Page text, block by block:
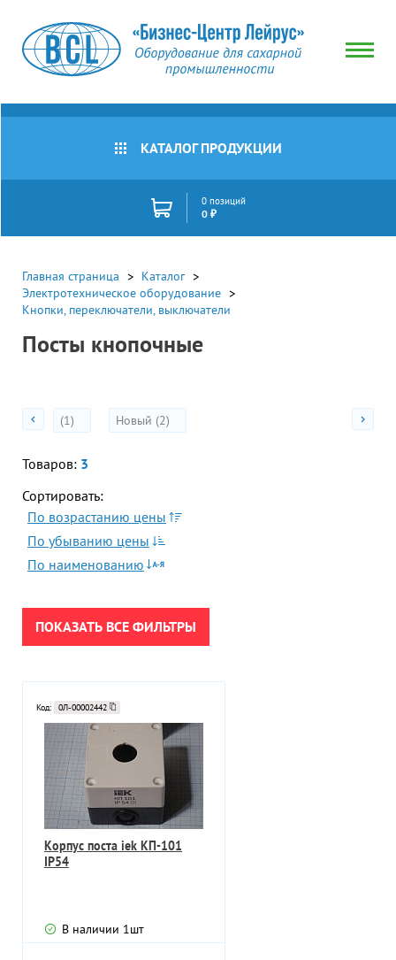
КАТАЛОГ ПРОДУКЦИИ
0 позиций
0 ₽
Все
поста
IEK
товары
В
наличии
Под
Цена
(руб)
Акции
ПРИМЕНИТЬ
СБРОСИТЬ
Главная страница
Каталог
Электротехническое оборудование
Кнопки, переключатели, выключатели
Посты кнопочные
(1) Новый (2)
Товаров: 3
Сортировать:
По возрастанию цены
По убыванию цены
По наименованию
ПОКАЗАТЬ ВСЕ ФИЛЬТРЫ
Код: 0Л-00002442
Корпус поста iek КП-101
IP54
В наличии 1шт